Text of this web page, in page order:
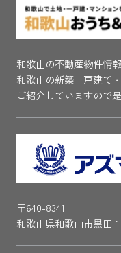
和歌山の不動産物件情
和歌山の新築一戸建て
ご紹介していますので
〒640-8341
和歌山県和歌山市黒田